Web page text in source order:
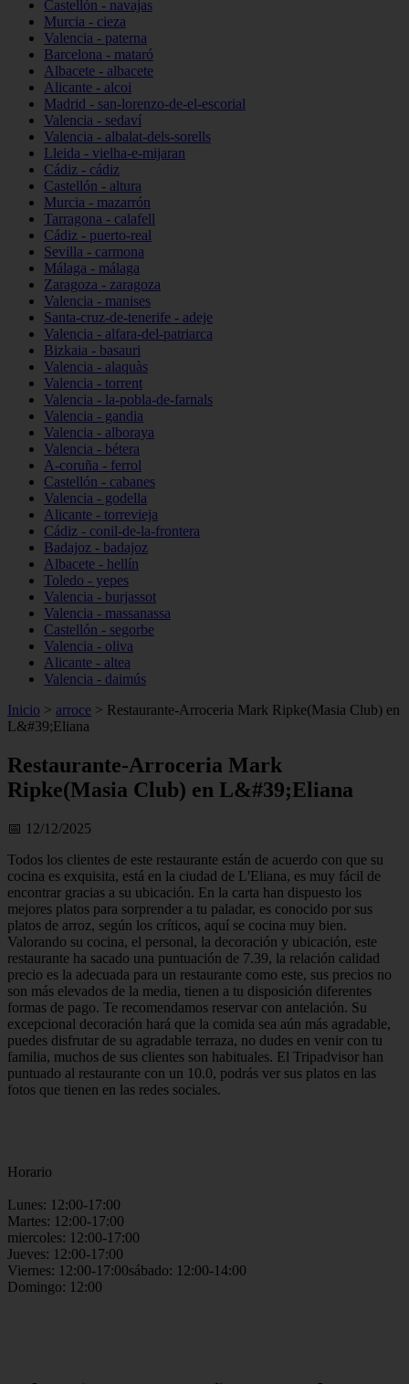
Castellón - navajas
Murcia - cieza
Valencia - paterna
Barcelona - mataró
Albacete - albacete
Alicante - alcoi
Madrid - san-lorenzo-de-el-escorial
Valencia - sedaví
Valencia - albalat-dels-sorells
Lleida - vielha-e-mijaran
Cádiz - cádiz
Castellón - altura
Murcia - mazarrón
Tarragona - calafell
Cádiz - puerto-real
Sevilla - carmona
Málaga - málaga
Zaragoza - zaragoza
Valencia - manises
Santa-cruz-de-tenerife - adeje
Valencia - alfara-del-patriarca
Bizkaia - basauri
Valencia - alaquàs
Valencia - torrent
Valencia - la-pobla-de-farnals
Valencia - gandia
Valencia - alboraya
Valencia - bétera
A-coruña - ferrol
Castellón - cabanes
Valencia - godella
Alicante - torrevieja
Cádiz - conil-de-la-frontera
Badajoz - badajoz
Albacete - hellín
Toledo - yepes
Valencia - burjassot
Valencia - massanassa
Castellón - segorbe
Valencia - oliva
Alicante - altea
Valencia - daimús
Inicio > arroce > Restaurante-Arroceria Mark Ripke(Masia Club) en
L&#39;Eliana
Restaurante-Arroceria Mark
Ripke(Masia Club) en L&#39;Eliana
📅 12/12/2025
Todos los clientes de este restaurante están de acuerdo con que su
cocina es exquisita, está en la ciudad de L'Eliana, es muy fácil de
encontrar gracias a su ubicación. En la carta han dispuesto los
mejores platos para sorprender a tu paladar, es conocido por sus
platos de arroz, según los críticos, aquí se cocina muy bien.
Valorando su cocina, el personal, la decoración y ubicación, este
restaurante ha sacado una puntuación de 7.39, la relación calidad
precio es la adecuada para un restaurante como este, sus precios no
son más elevados de la media, tienen a tu disposición diferentes
formas de pago. Te recomendamos reservar con antelación. Su
excepcional decoración hará que la comida sea aún más agradable,
puedes disfrutar de su agradable terraza, no dudes en venir con tu
familia, muchos de sus clientes son habituales. El Tripadvisor han
puntuado al restaurante con un 10.0, podrás ver sus platos en las
fotos que tienen en las redes sociales.
Horario
Lunes: 12:00-17:00
Martes: 12:00-17:00
miercoles: 12:00-17:00
Jueves: 12:00-17:00
Viernes: 12:00-17:00sábado: 12:00-14:00
Domingo: 12:00